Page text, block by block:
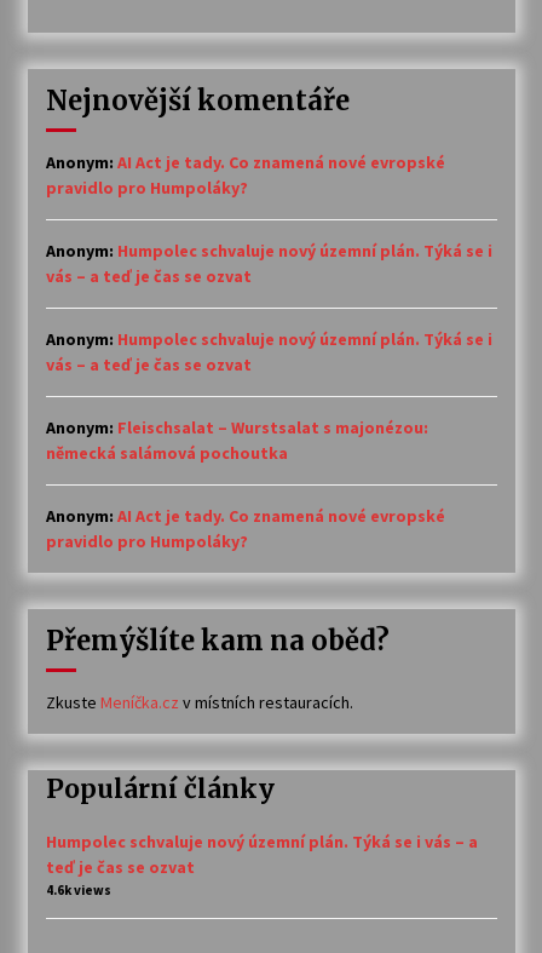
Nejnovější komentáře
Anonym: AI Act je tady. Co znamená nové evropské
pravidlo pro Humpoláky?
Anonym: Humpolec schvaluje nový územní plán. Týká se i
vás – a teď je čas se ozvat
Anonym: Humpolec schvaluje nový územní plán. Týká se i
vás – a teď je čas se ozvat
Anonym: Fleischsalat – Wurstsalat s majonézou:
německá salámová pochoutka
Anonym: AI Act je tady. Co znamená nové evropské
pravidlo pro Humpoláky?
Přemýšlíte kam na oběd?
Zkuste Meníčka.cz v místních restauracích.
Populární články
Humpolec schvaluje nový územní plán. Týká se i vás – a
teď je čas se ozvat
4.6k views